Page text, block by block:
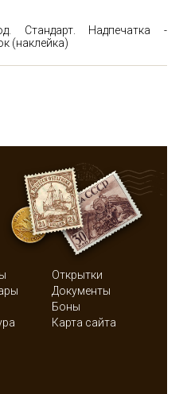
Стандарт. Надпечатка -
(наклейка)
Открытки
Документы
Боны
Карта сайта